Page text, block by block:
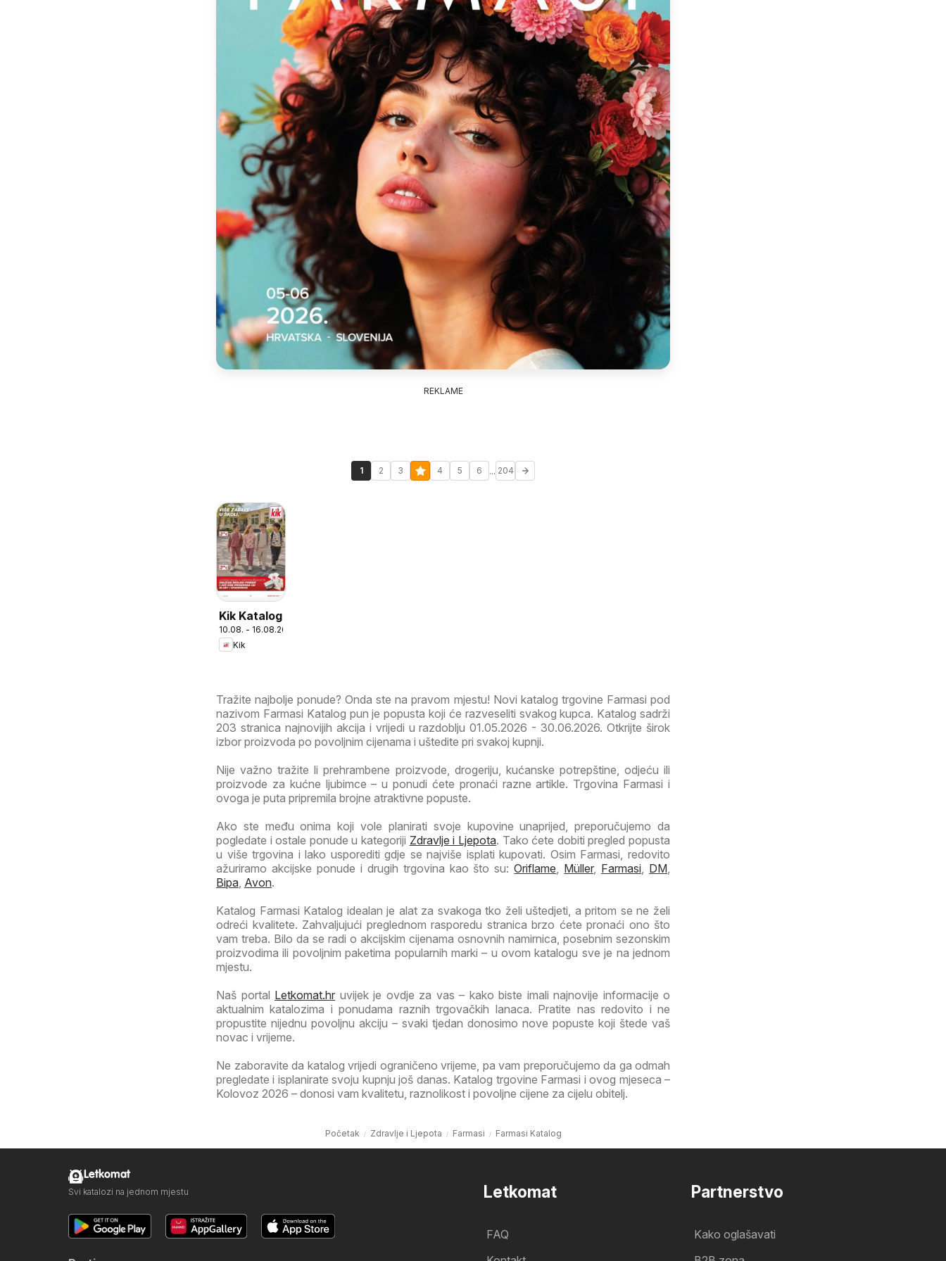
REKLAME
1 2 3 4 5 6 ... 204
Kik Katalog
10.08. - 16.08.2026
Kik
Tražite najbolje ponude? Onda ste na pravom mjestu! Novi katalog trgovine Farmasi pod
nazivom Farmasi Katalog pun je popusta koji će razveseliti svakog kupca. Katalog sadrži
203 stranica najnovijih akcija i vrijedi u razdoblju 01.05.2026 - 30.06.2026. Otkrijte širok
izbor proizvoda po povoljnim cijenama i uštedite pri svakoj kupnji.
Nije važno tražite li prehrambene proizvode, drogeriju, kućanske potrepštine, odjeću ili
proizvode za kućne ljubimce – u ponudi ćete pronaći razne artikle. Trgovina Farmasi i
ovoga je puta pripremila brojne atraktivne popuste.
Ako ste među onima koji vole planirati svoje kupovine unaprijed, preporučujemo da
pogledate i ostale ponude u kategoriji Zdravlje i Ljepota. Tako ćete dobiti pregled popusta
u više trgovina i lako usporediti gdje se najviše isplati kupovati. Osim Farmasi, redovito
ažuriramo akcijske ponude i drugih trgovina kao što su:Oriflame, Müller, Farmasi, DM,
Bipa, Avon.
Katalog Farmasi Katalog idealan je alat za svakoga tko želi uštedjeti, a pritom se ne želi
odreći kvalitete. Zahvaljujući preglednom rasporedu stranica brzo ćete pronaći ono što
vam treba. Bilo da se radi o akcijskim cijenama osnovnih namirnica, posebnim sezonskim
proizvodima ili povoljnim paketima popularnih marki – u ovom katalogu sve je na jednom
mjestu.
Naš portal Letkomat.hr uvijek je ovdje za vas – kako biste imali najnovije informacije o
aktualnim katalozima i ponudama raznih trgovačkih lanaca. Pratite nas redovito i ne
propustite nijednu povoljnu akciju – svaki tjedan donosimo nove popuste koji štede vaš
novac i vrijeme.
Ne zaboravite da katalog vrijedi ograničeno vrijeme, pa vam preporučujemo da ga odmah
pregledate i isplanirate svoju kupnju još danas. Katalog trgovine Farmasi i ovog mjeseca –
Kolovoz 2026 – donosi vam kvalitetu, raznolikost i povoljne cijene za cijelu obitelj.
Početak Zdravlje i Ljepota Farmasi Farmasi Katalog
Letkomat
FAQ
Partnerstvo
Kako oglašavati
Letkomat
Svi katalozi na jednom mjestu